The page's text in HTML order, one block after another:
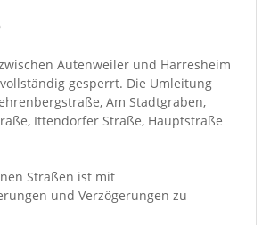
Autenweiler und Harresheim
gesperrt. Die Umleitung
Am Stadtgraben,
Ittendorfer Straße, Hauptstraße
Straßen ist mit
und Verzögerungen zu